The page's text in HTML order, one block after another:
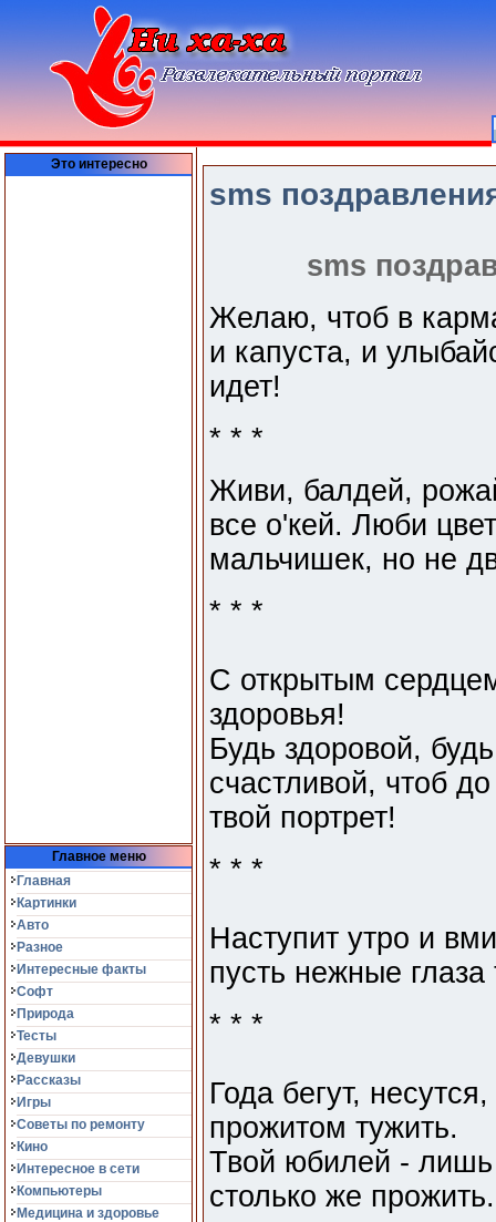
Это интересно
Главное меню
Главная
Картинки
Авто
Разное
Интересные факты
Софт
Природа
Тесты
Девушки
Рассказы
Игры
Советы по ремонту
Кино
Интересное в сети
Компьютеры
Медицина и здоровье
sms
sms
Желаю, чтоб в
и капуста, и
идет!
* * *
Живи, балдей,
все о'кей. Люби
мальчишек, но не
* * *
С открытым
здоровья!
Будь здоровой,
счастливой, чтоб
твой портрет!
* * *
Наступит утро и
пусть нежные глаза
* * *
Года бегут,
прожитом тужить.
Твой юбилей -
столько же прожить.